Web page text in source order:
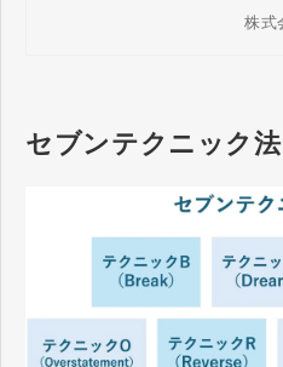
出し
の精
る
いテ
株式
セブンテクニック法